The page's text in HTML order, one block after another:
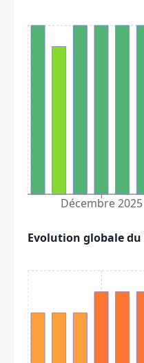
Décembre 2025
Evolution globale